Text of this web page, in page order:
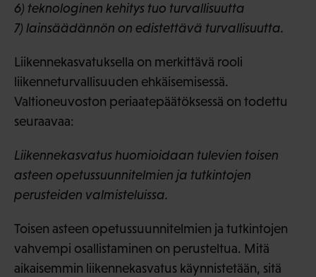
6) teknologinen kehitys tuo turvallisuutta
7) lainsäädännön on edistettävä turvallisuutta.
Liikennekasvatuksella on merkittävä rooli
liikenneturvallisuuden ehkäisemisessä.
Valtioneuvoston periaatepäätöksessä on todettu
seuraavaa:
Liikennekasvatus huomioidaan tulevien toisen
asteen opetussuunnitelmien ja tutkintojen
perusteiden valmisteluissa.
Toisen asteen opetussuunnitelmien ja tutkintojen
vahvempi osallistaminen on perusteltua. Mitä
aikaisemmin liikennekasvatus käynnistetään, sitä